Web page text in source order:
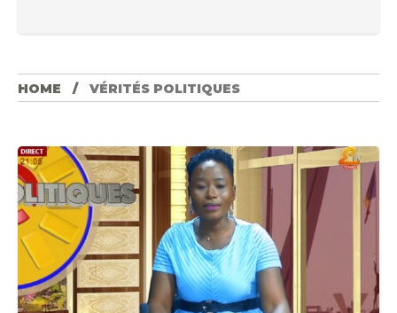
HOME VÉRITÉS POLITIQUES